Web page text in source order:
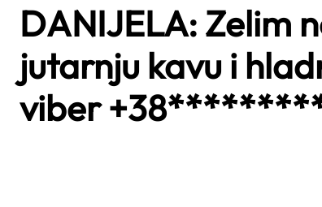
DANIJELA: Zelim
jutarnju kavu i
viber